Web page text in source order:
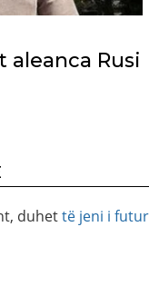
Rusi
duhettë jeni i futur